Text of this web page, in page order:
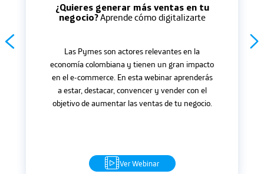
¿Quieres generar más ventas en tu
negocio?Aprende cómo digitalizarte
Las Pymes son actores relevantes en la
economía colombiana y tienen un gran impacto
en el e-commerce. En esta webinar aprenderás
a estar, destacar, convencer y vender con el
objetivo de aumentar las ventas de tu negocio.
Ver Webinar